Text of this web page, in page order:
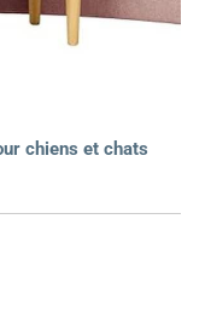
chiens et chats